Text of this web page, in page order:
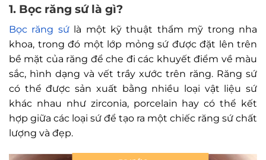
1. Bọc răng sứ là gì?
Bọc răng sứlà một kỹ thuật thẩm mỹ trong nha
khoa, trong đó một lớp mỏng sứ được đặt lên trên
bề mặt của răng để che đi các khuyết điểm về màu
sắc, hình dạng và vết trầy xước trên răng. Răng sứ
có thể được sản xuất bằng nhiều loại vật liệu sứ
khác nhau như zirconia, porcelain hay có thể kết
hợp giữa các loại sứ để tạo ra một chiếc răng sứ chất
lượng và đẹp.